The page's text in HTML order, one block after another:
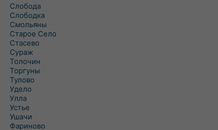
Слобода
Слободка
Смольяны
Старое Село
Стасево
Сураж
Толочин
Торгуны
Тулово
Удело
Улла
Устье
Ушачи
Фариново